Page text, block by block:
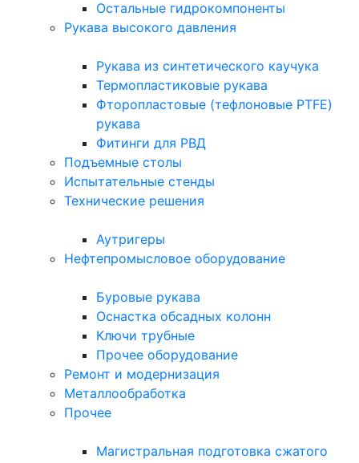
Остальные гидрокомпоненты
Рукава высокого давления
Рукава из синтетического каучука
Термопластиковые рукава
Фторопластовые (тефлоновые PTFE)
рукава
Фитинги для РВД
Подъемные столы
Испытательные стенды
Технические решения
Аутригеры
Нефтепромысловое оборудование
Буровые рукава
Оснастка обсадных колонн
Ключи трубные
Прочее оборудование
Ремонт и модернизация
Металлообработка
Прочее
Магистральная подготовка сжатого